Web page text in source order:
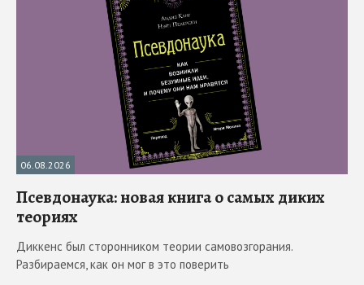
06.08.2026
Псевдонаука: новая книга о самых диких
теориях
Диккенс был сторонником теории самовозгорания.
Разбираемся, как он мог в это поверить